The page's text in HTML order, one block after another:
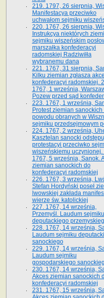
219. 1797, 26 sierpnia,
Manifestacya przeciwko
uchwałom sejmiku
220. 1767, 26 sierpnia,
Instrukcya niektórych
sejmiku wiszeńskim
marszałka konfe­deracyi
radomskiej Radziwiłła
wybranemu dana
221. 1767, 31 sierpnia,
Kilku ziemian zgłasza
konfederacyi radomskiej.
1767, 1 września,
Pozew przed sąd
223. 1767, 1 września,
Protest ziemian sanockich
powodu obranych w
sejmiku przedsejmo­wym
224. 1767, 2 września,
Kasztelan sanocki
protestacyi przeciwko
wiszeńskiemu uczynionej.
1767, 5 września, Sanok.
ziemian sanockich do
konfederacyi radomskiej
226. 1767, 3 września,
Stefan Hordyński poseł
lwowskiej zakłada
wierze św. ka­tolickiej
227. 1767, 14 września,
Przemyśl. Laudum sejmiku
deputackiego
228. 1767, 14 września,
Laudum sejmiku
sanockiego
229. 1767, 14 września,
Laudum sejmiku
gospodarskiego
230. 1767, 14 września,
Akces ziemian sanockich
konfederacyi radomskiej
231. 1767, 15 września,